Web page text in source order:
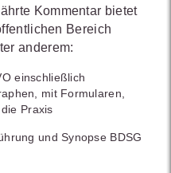
Kommentar bietet
Bereich
anderem:
einschließlich
mit Formularen,
Praxis
und Synopse BDSG